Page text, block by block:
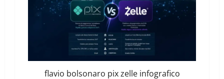
flavio bolsonaro pix zelle infografico